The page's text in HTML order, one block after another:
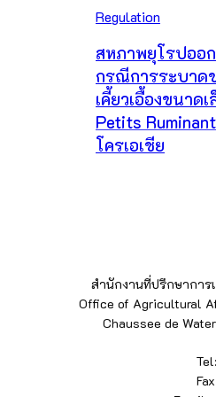
Regulation
สหภาพยุโรปออ
กรณีการระบาด
เคี้ยวเอื้องขนาด
Petits
โครเอเชีย
สำนักงานที่ปรึกษาการ
Office of Agricultural
Chaussee de
Tel: